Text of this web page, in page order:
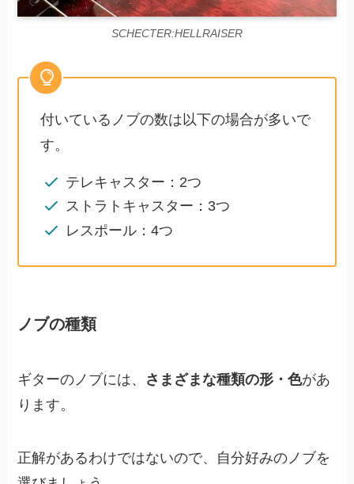
SCHECTER:HELLRAISER
付いているノブの数は以下の場合が多いで
す。
テレキャスター：2つ
ストラトキャスター：3つ
レスポール：4つ
ノブの種類
ギターのノブには、 さまざまな種類の形・色があ
ります。
正解があるわけではないので、自分好みのノブを